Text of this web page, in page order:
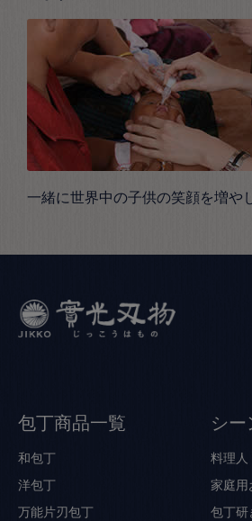
一緒に世界中の子供の笑顔を増や
包丁商品一覧
和包丁
洋包丁
万能片刃包丁
シー
料理人
家庭用
包丁研